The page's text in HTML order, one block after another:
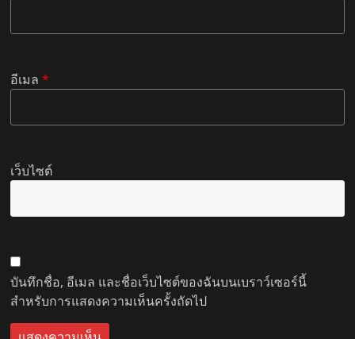
อีเมล*
เว็บไซต์
บันทึกชื่อ, อีเมล และชื่อเว็บไซต์ของฉันบนเบราว์เซอร์นี้
สำหรับการแสดงความเห็นครั้งถัดไป